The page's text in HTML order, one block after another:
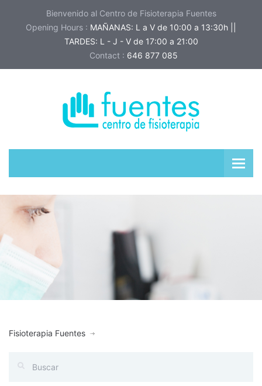
Bienvenido al Centro de Fisioterapia Fuentes
Opening Hours : MAÑANAS: L a V de 10:00 a 13:30h ||
TARDES: L - J - V de 17:00 a 21:00
Contact : 646 877 085
Fisioterapia Fuentes